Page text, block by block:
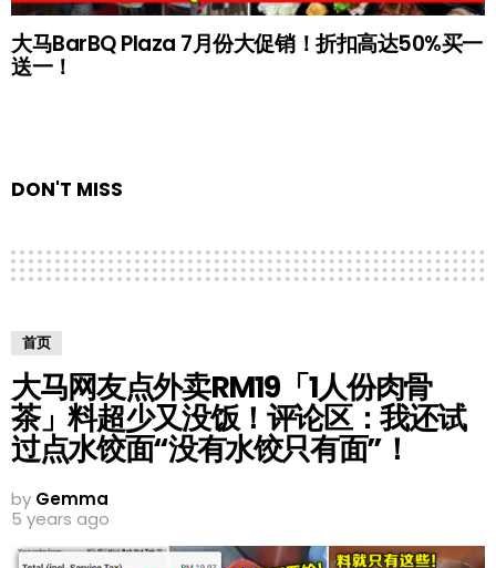
大马BarBQ Plaza 7月份大促销！折扣高达50%买一
送一！
DON'T MISS
首页
大马网友点外卖RM19「1人份肉骨
茶」料超少又没饭！评论区：我还试
过点水饺面“没有水饺只有面”！
by Gemma
5 years ago